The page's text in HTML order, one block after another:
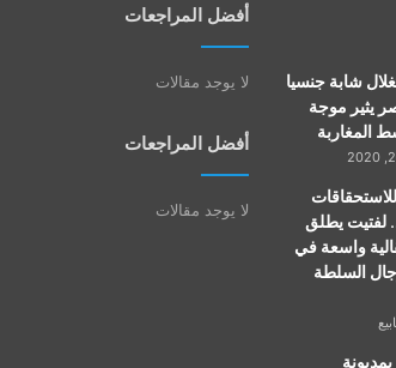
شابة جنسيا
يثير موجة
لفتيت يطلق
واسعة في
السلطة
أفضل المراجعات
لا يوجد مقالات
أفضل المراجعات
لا يوجد مقالات